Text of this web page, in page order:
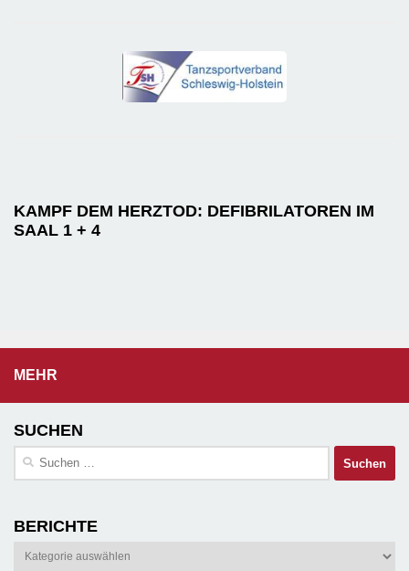
KAMPF DEM HERZTOD: DEFIBRILATOREN IM
SAAL 1 + 4
MEHR
SUCHEN
Suchen
BERICHTE
Berichte